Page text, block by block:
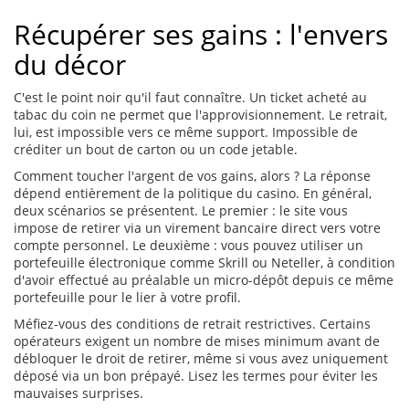
Récupérer ses gains : l'envers
du décor
C'est le point noir qu'il faut connaître. Un ticket acheté au
tabac du coin ne permet que l'approvisionnement. Le retrait,
lui, est impossible vers ce même support. Impossible de
créditer un bout de carton ou un code jetable.
Comment toucher l'argent de vos gains, alors ? La réponse
dépend entièrement de la politique du casino. En général,
deux scénarios se présentent. Le premier : le site vous
impose de retirer via un virement bancaire direct vers votre
compte personnel. Le deuxième : vous pouvez utiliser un
portefeuille électronique comme Skrill ou Neteller, à condition
d'avoir effectué au préalable un micro-dépôt depuis ce même
portefeuille pour le lier à votre profil.
Méfiez-vous des conditions de retrait restrictives. Certains
opérateurs exigent un nombre de mises minimum avant de
débloquer le droit de retirer, même si vous avez uniquement
déposé via un bon prépayé. Lisez les termes pour éviter les
mauvaises surprises.